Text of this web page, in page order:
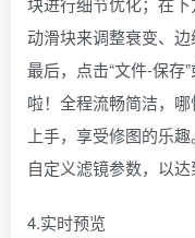
动滑块来调整衰变、边
最后，点击“文件-保存
啦！全程流畅简洁，
上手，享受修图的乐
自定义滤镜参数，以达
4.实时预览